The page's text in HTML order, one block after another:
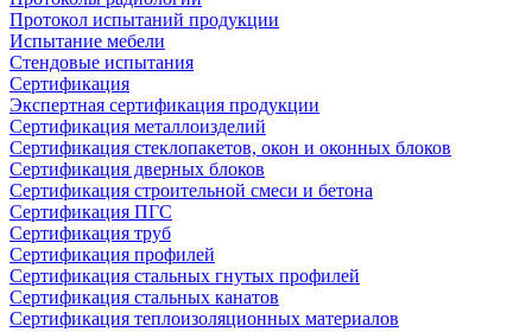
Протокол испытаний продукции
Испытание мебели
Стендовые испытания
Сертификация
Экспертная сертификация продукции
Сертификация металлоизделий
Сертификация стеклопакетов, окон и оконных блоков
Сертификация дверных блоков
Сертификация строительной смеси и бетона
Сертификация ПГС
Сертификация труб
Сертификация профилей
Сертификация стальных гнутых профилей
Сертификация стальных канатов
Сертификация теплоизоляционных материалов